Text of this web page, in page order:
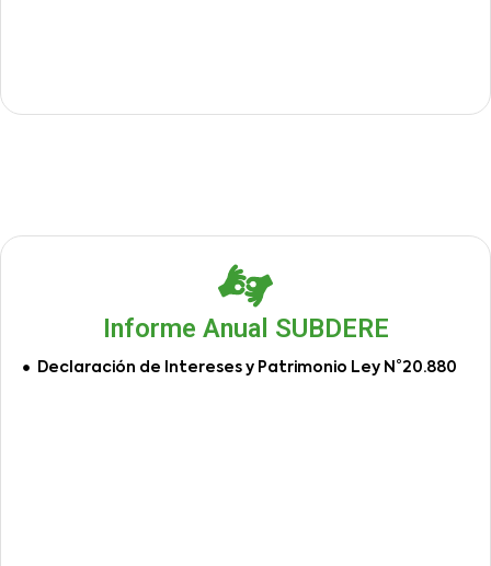
Informe Anual SUBDERE
Declaración de Intereses y Patrimonio Ley N°20.880